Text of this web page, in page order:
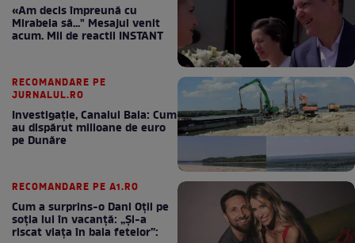
«Am decis împreună cu
Mirabela să..." Mesajul venit
acum. Mii de reactii INSTANT
RECOMANDARE PE
JURNALUL.RO
Investigație, Canalul Bala: Cum
au dispărut milioane de euro
pe Dunăre
RECOMANDARE PE A1.RO
Cum a surprins-o Dani Oțil pe
soția lui în vacanță: „Și-a
riscat viața în baia fetelor”: